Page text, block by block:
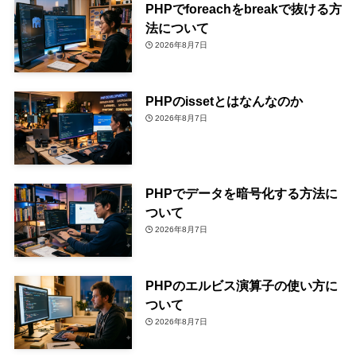
PHPでforeachをbreakで抜ける方
法について
2026年8月7日
PHPのissetとはなんなのか
2026年8月7日
PHPでデータを暗号化する方法に
ついて
2026年8月7日
PHPのエルビス演算子の使い方に
ついて
2026年8月7日